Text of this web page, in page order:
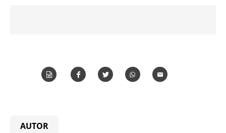
Überschrift
AUTOR